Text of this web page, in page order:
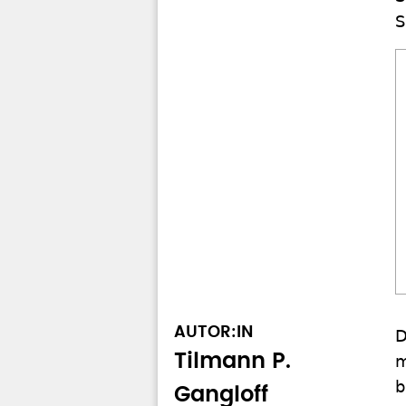
AUTOR:IN
Tilmann P.
Gangloff